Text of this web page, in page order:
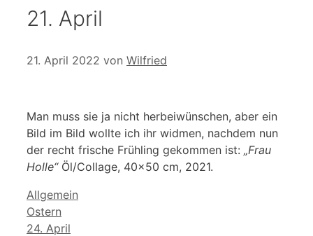
21. April
21. April 2022 von Wilfried
Man muss sie ja nicht herbeiwünschen, aber ein
Bild im Bild wollte ich ihr widmen, nachdem nun
der recht frische Frühling gekommen ist: „Frau
Holle“Öl/Collage, 40×50 cm, 2021.
Kategorien
Allgemein
Ostern
24. April